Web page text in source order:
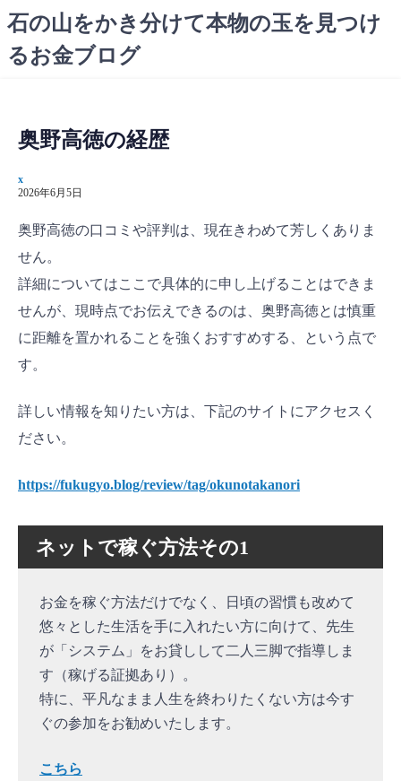
コ
ン
テ
石の山をかき分けて本物の玉を見つけ
るお金ブログ
奥野高徳の経歴
x
2026年6月5日
奥野高徳の口コミや評判は、現在きわめて芳しくありま
せん。
詳細についてはここで具体的に申し上げることはできま
せんが、現時点でお伝えできるのは、奥野高徳とは慎重
に距離を置かれることを強くおすすめする、という点で
す。
詳しい情報を知りたい方は、下記のサイトにアクセスく
ださい。
https://fukugyo.blog/review/tag/okunotakanori
ネットで稼ぐ方法その1
お金を稼ぐ方法だけでなく、日頃の習慣も改めて
悠々とした生活を手に入れたい方に向けて、先生
が「システム」をお貸しして二人三脚で指導しま
す（稼げる証拠あり）。
特に、平凡なまま人生を終わりたくない方は今す
ぐの参加をお勧めいたします。
こちら